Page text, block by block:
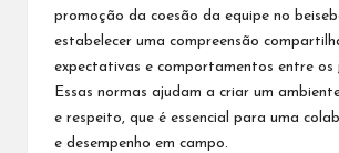
promoção da coesão da equipe no
estabelecer uma compreensão
expectativas e comportamentos entre os
Essas normas ajudam a criar um
e respeito, que é essencial para uma
e desempenho em campo.